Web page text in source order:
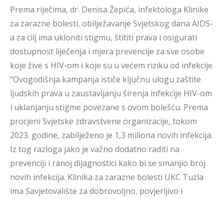
Prema riječima, dr. Denisa Žepića, infektologa Klinike
za zarazne bolesti, obilježavanje Svjetskog dana AIDS-
a za cilj ima ukloniti stigmu, štititi prava i osigurati
dostupnost liječenja i mjera prevencije za sve osobe
koje žive s HIV-om i koje su u većem riziku od infekcije.
“Ovogodišnja kampanja ističe ključnu ulogu zaštite
ljudskih prava u zaustavljanju širenja infekcije HIV-om
i uklanjanju stigme povezane s ovom bolešću. Prema
procjeni Svjetske zdravstvene organizacije, tokom
2023. godine, zabilježeno je 1,3 miliona novih infekcija.
Iz tog razloga jako je važno dodatno raditi na
prevenciji i ranoj dijagnostici kako bi se smanjio broj
novih infekcija. Klinika za zarazne bolesti UKC Tuzla
ima Savjetovalište za dobrovoljno, povjerljivo i